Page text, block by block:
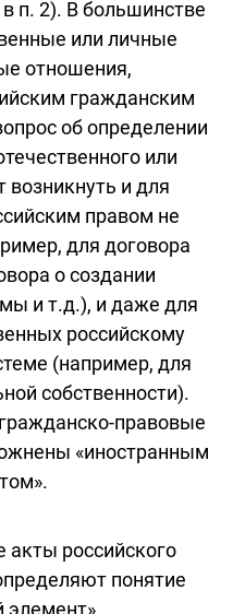
п. 2). В большинстве
или личные
отношения,
гражданским
об определении
или
возникнуть и для
правом не
для договора
о создании
и т.д.), и даже для
российскому
(например, для
собственности).
правовые
«иностранным
акты российского
понятие
элемент».